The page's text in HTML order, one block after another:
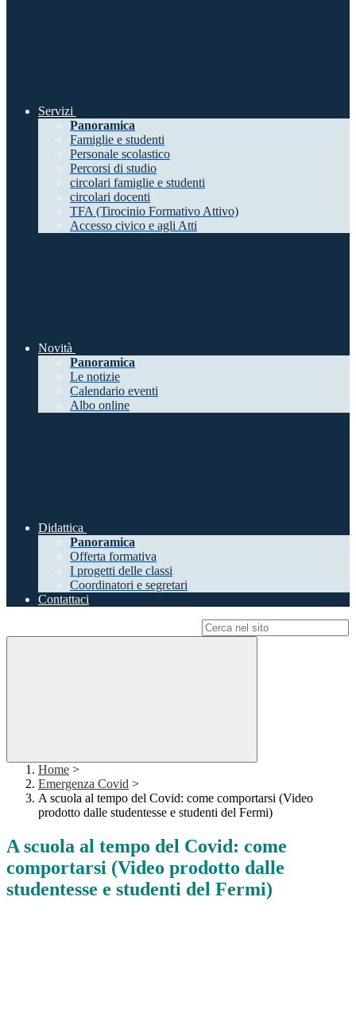
Servizi
Panoramica
Famiglie e studenti
Personale scolastico
Percorsi di studio
circolari famiglie e studenti
circolari docenti
TFA (Tirocinio Formativo Attivo)
Accesso civico e agli Atti
Novità
Panoramica
Le notizie
Calendario eventi
Albo online
Didattica
Panoramica
Offerta formativa
I progetti delle classi
Coordinatori e segretari
Contattaci
Home >
Emergenza Covid >
A scuola al tempo del Covid: come comportarsi (Video
prodotto dalle studentesse e studenti del Fermi)
A scuola al tempo del Covid: come
comportarsi (Video prodotto dalle
studentesse e studenti del Fermi)